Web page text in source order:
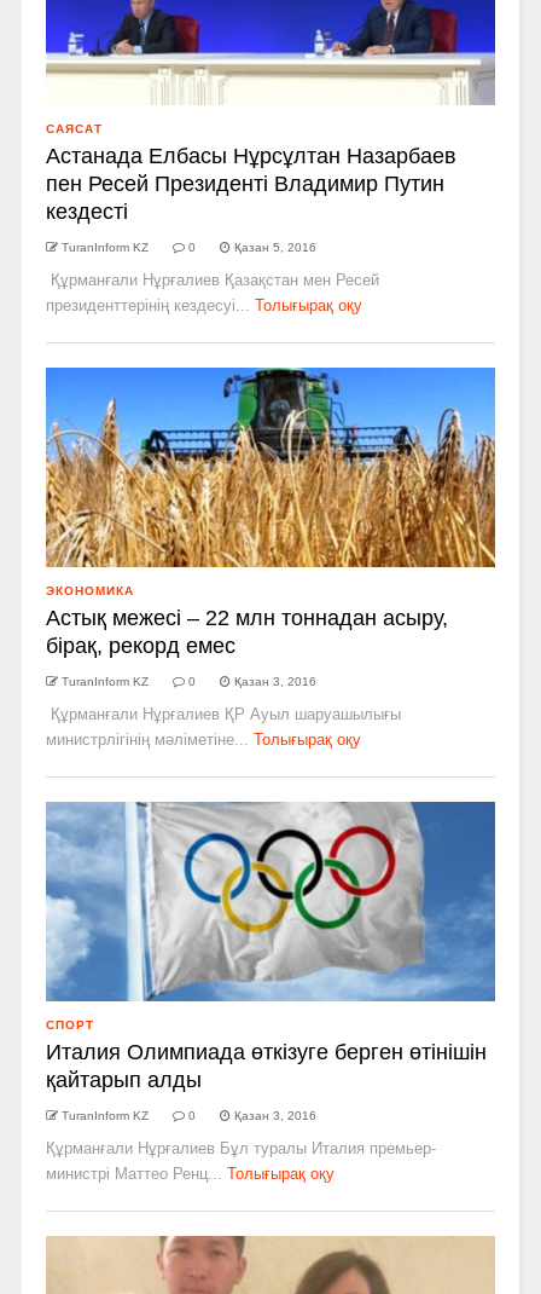
САЯСАТ
Астанада Елбасы Нұрсұлтан Назарбаев
пен Ресей Президенті Владимир Путин
кездесті
TuranInform KZ 0 Қазан 5, 2016
Құрманғали Нұрғалиев Қазақстан мен Ресей
президенттерінің кездесуі...
Толығырақ оқу
ЭКОНОМИКА
Астық межесі – 22 млн тоннадан асыру,
бірақ, рекорд емес
TuranInform KZ 0 Қазан 3, 2016
Құрманғали Нұрғалиев ҚР Ауыл шаруашылығы
министрлігінің мәліметіне...
Толығырақ оқу
СПОРТ
Италия Олимпиада өткізуге берген өтінішін
қайтарып алды
TuranInform KZ 0 Қазан 3, 2016
Құрманғали Нұрғалиев Бұл туралы Италия премьер-
министрі Маттео Ренц...
Толығырақ оқу